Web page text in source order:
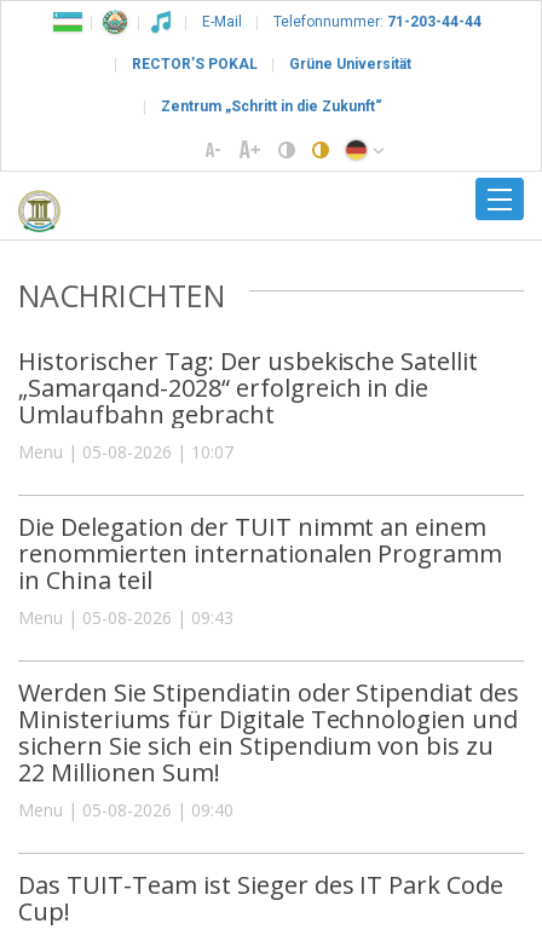
E-Mail Telefonnummer: 71-203-44-44
RECTOR’S POKAL Grüne Universität
Zentrum „Schritt in die Zukunft“
NACHRICHTEN
Historischer Tag: Der usbekische Satellit
„Samarqand-2028“ erfolgreich in die
Umlaufbahn gebracht
Menu | 05-08-2026 | 10:07
Die Delegation der TUIT nimmt an einem
renommierten internationalen Programm
in China teil
Menu | 05-08-2026 | 09:43
Werden Sie Stipendiatin oder Stipendiat des
Ministeriums für Digitale Technologien und
sichern Sie sich ein Stipendium von bis zu
22 Millionen Sum!
Menu | 05-08-2026 | 09:40
Das TUIT-Team ist Sieger des IT Park Code
Cup!